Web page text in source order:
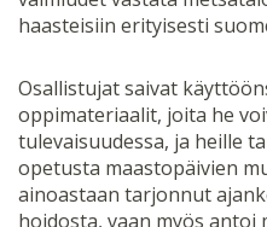
haasteisiin erityisesti
Osallistujat saivat
oppimateriaalit, joita he
tulevaisuudessa, ja heille
opetusta maastopäivien
ainoastaan tarjonnut
hoidosta, vaan myös antoi